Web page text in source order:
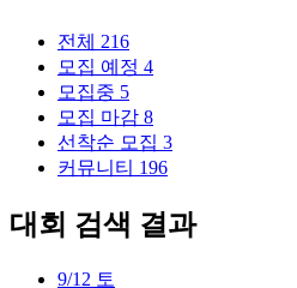
전체 216
모집 예정 4
모집중 5
모집 마감 8
선착순 모집 3
커뮤니티 196
대회 검색 결과
9/12 토